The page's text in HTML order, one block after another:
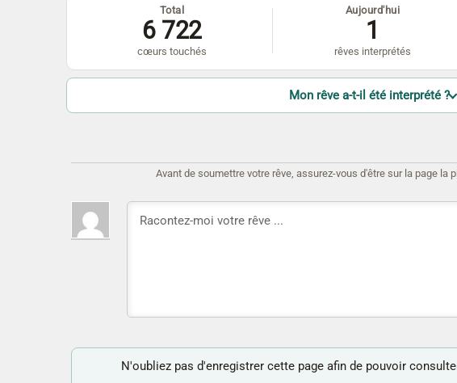
Total
6 722
cœurs touchés
Aujourd'hui
1
rêves interprétés
Mon rêve a-t-il été interprété ?
Avant de soumettre votre rêve, assurez-vous d'être sur la page la
N'oubliez pas d'enregistrer cette page afin de pouvoir